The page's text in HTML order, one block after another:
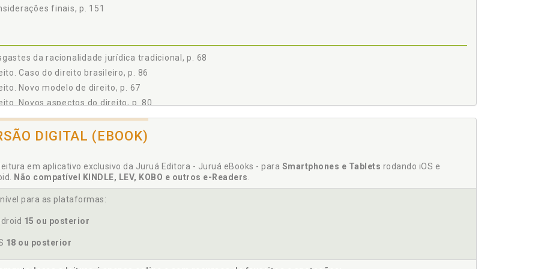
finais, p. 151
da racionalidade jurídica tradicional, p. 68
Caso do direito brasileiro, p. 86
Novo modelo de direito, p. 67
Novos aspectos do direito, p. 80
jurídica responsiva, p. 136
Globalização econômica e governança global, p. 59
e segurança jurídica, p. 109
intervencionista. Limites da política e esgotamento do Estado intervencionista, p. 40
regulador. Modelo do Estado regulador, p. 39
regulador. Seleção metodológica do Estado regulador, p. 33
DIGITAL (EBOOK)
em aplicativo exclusivo da Juruá Editora - Juruá eBooks - para Smartphones e Tablets rodando iOS e
Não compatível KINDLE, LEV, KOBO e outros e-Readers.
para as plataformas:
15 ou posterior
18 ou posterior